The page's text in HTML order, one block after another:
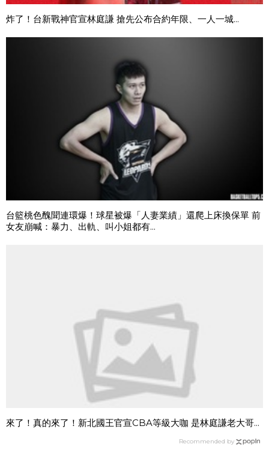
炸了！台新戰神官宣林庭謙 搶先公布合約年限、一人一城...
台籃桃色醜聞連環爆！球星被爆「人妻業績」還爬上床換保單 前
女友崩喊：暴力、出軌、叫小姐都有...
來了！真的來了！新北國王官宣CBA等級大咖 是林庭謙老大哥...
Recommended by